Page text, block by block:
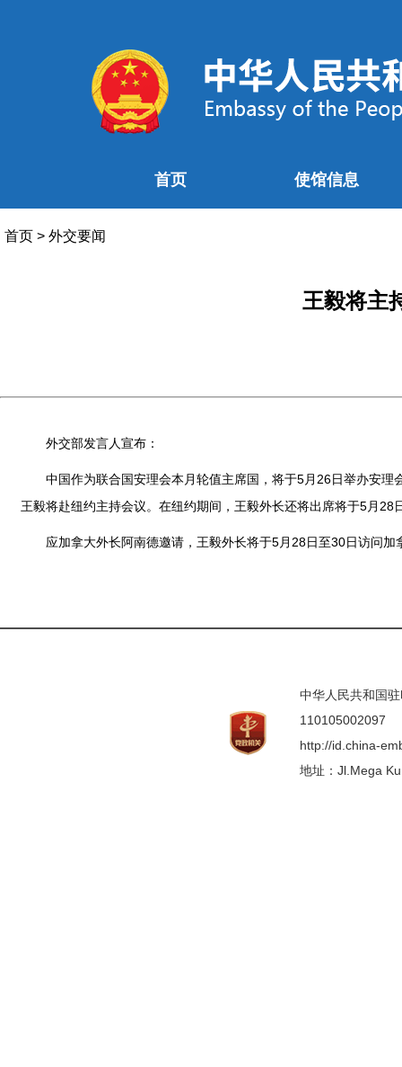
首页 使馆信息
首页 > 外交要闻
王毅将主
外交部发言人宣布：
中国作为联合国安理会本月轮值主席国，将于5月26日举办安
王毅将赴纽约主持会议。在纽约期间，王毅外长还将出席将于5月
应加拿大外长阿南德邀请，王毅外长将于5月28日至30日访问加
中华人民共和国
110105002097
http://id.china-
地址：Jl.Mega